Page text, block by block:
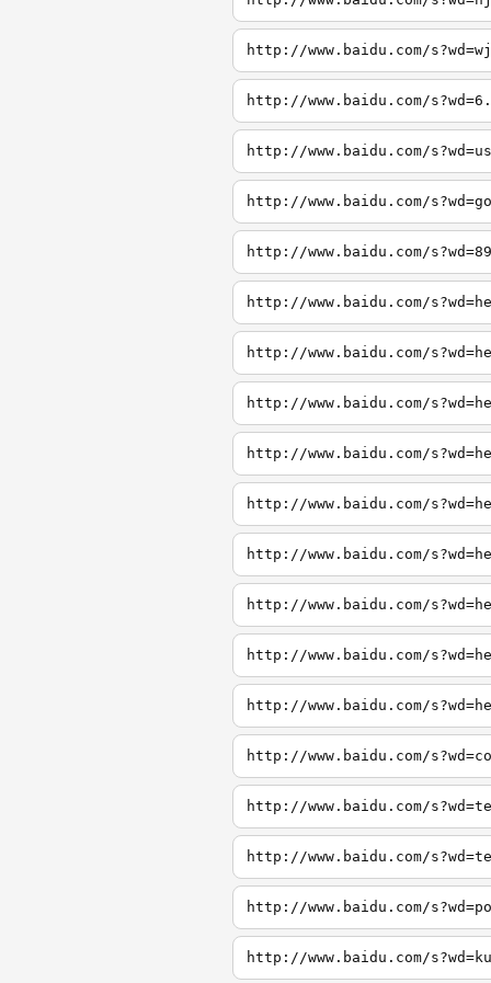
http://www.baidu.com/
http://www.baidu.com/
http://www.baidu.com/
http://www.baidu.com/
http://www.baidu.com/
http://www.baidu.com/
http://www.baidu.com/
http://www.baidu.com/
http://www.baidu.com/
http://www.baidu.com/
http://www.baidu.com/
http://www.baidu.com/
http://www.baidu.com/
http://www.baidu.com/
http://www.baidu.com/
http://www.baidu.com/
http://www.baidu.com/
http://www.baidu.com/
http://www.baidu.com/